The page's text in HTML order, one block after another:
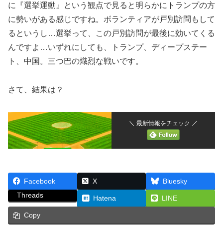
に『選挙運動』という観点で見ると明らかにトランプの方
に勢いがある感じですね。ボランティアが戸別訪問もして
るというし…選挙って、この戸別訪問が最後に効いてくる
んですよ…いずれにしても、トランプ、ディープステー
ト、中国。三つ巴の熾烈な戦いです。
さて、結果は？
＼ 最新情報をチェック ／
Facebook X
Bluesky
Threads
Hatena LINE
Copy